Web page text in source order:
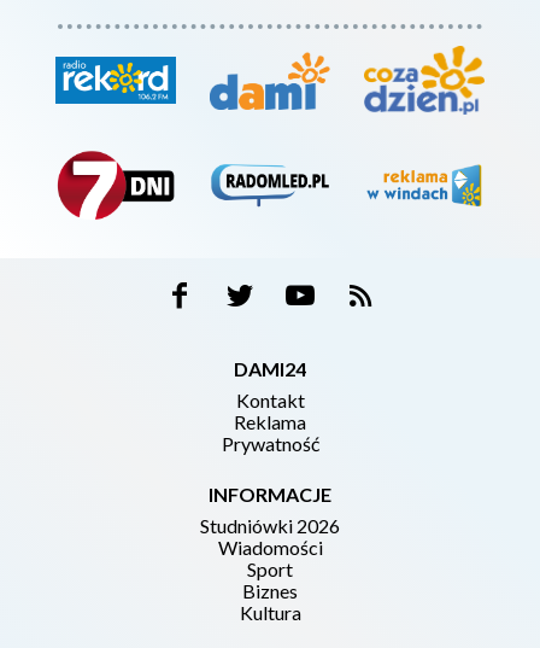
DAMI24
Kontakt
Reklama
Prywatność
INFORMACJE
Studniówki 2026
Wiadomości
Sport
Biznes
Kultura